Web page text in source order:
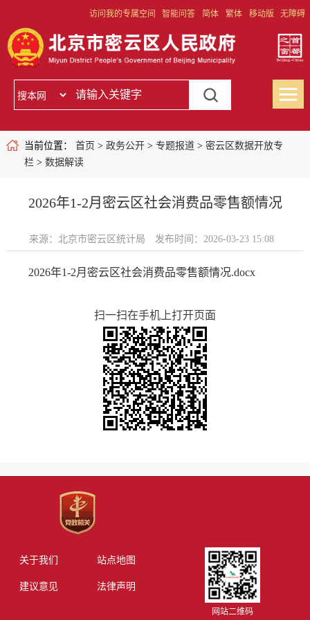
访问我的专属空间 智能问答 简体 繁体 移动版 无障碍
当前位置： 首页 > 政务公开> 专题报道> 密云区数据开放专
栏 > 数据解读
2026年1-2月密云区社会消费品零售额情况
来源：北京市密云区统计局 发布时间：2026-03-23 15:08
2026年1-2月密云区社会消费品零售额情况.docx
扫一扫在手机上打开页面
关于我们 站点地图
建议意见 法律声明
网站二维码